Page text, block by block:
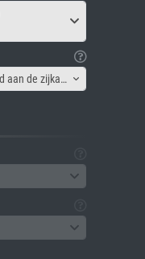
Canvas lijst - Afbeelding gespiegeld aan de zijkant